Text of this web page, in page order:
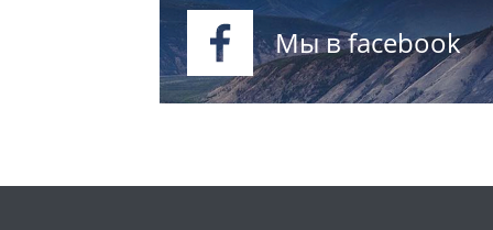
Мы в facebook